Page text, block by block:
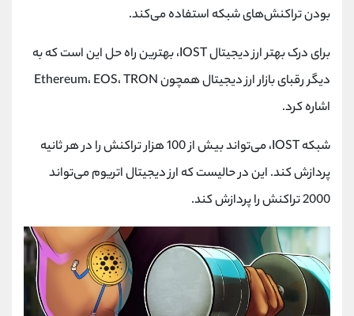
بودن تراکنش‌های شبکه استفاده می‌کند.
برای درک بهتر ارز دیجیتال IOST، بهترین راه حل این است که به
دیگر رقبای بازار ارز دیجیتال همچون Ethereum، EOS، TRON
اشاره کرد.
شبکه IOST، می‌تواند بیش از 100 هزار تراکنش را در هر ثانیه
پردازش کند. این در حالیست که ارز دیجیتال اتریوم می‌تواند
2000 تراکنش را پردازش کند.